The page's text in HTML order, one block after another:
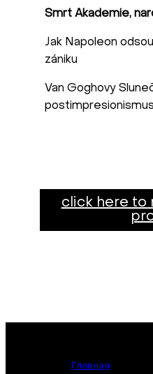
Smrt Akademie,
Jak Napoleon
zániku
Van Goghovy
postimpresionismus
click here to
Главная